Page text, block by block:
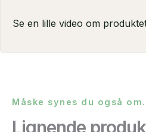
Se en lille video om
Måske synes du også
Lignende